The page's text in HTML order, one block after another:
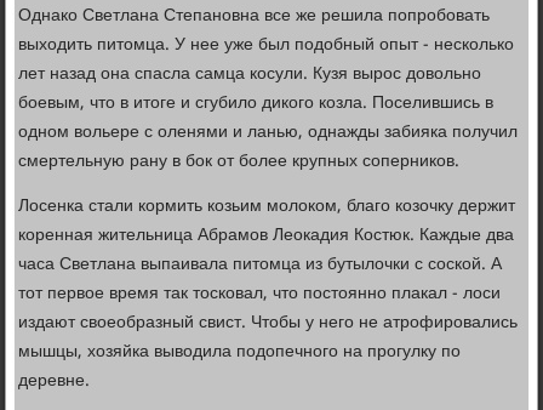
Однако Светлана Степановна все же решила попробовать
выходить питомца. У нее уже был подобный опыт - несколько
лет назад она спасла самца косули. Кузя вырос довольно
боевым, что в итоге и сгубило дикого козла. Поселившись в
одном вольере с оленями и ланью, однажды забияка получил
смертельную рану в бок от более крупных соперников.
Лосенка стали кормить козьим молоком, благо козочку держит
коренная жительница Абрамов Леокадия Костюк. Каждые два
часа Светлана выпаивала питомца из бутылочки с соской. А
тот первое время так тосковал, что постоянно плакал - лоси
издают своеобразный свист. Чтобы у него не атрофировались
мышцы, хозяйка выводила подопечного на прогулку по
деревне.